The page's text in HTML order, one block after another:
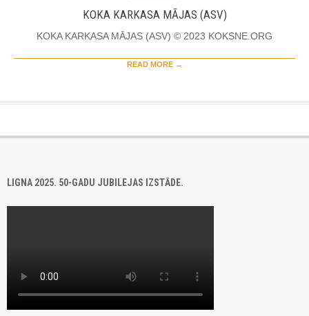
KOKA KARKASA MĀJAS (ASV)
KOKA KARKASA MĀJAS (ASV) © 2023 KOKSNE.ORG
READ MORE →
LIGNA 2025. 50-GADU JUBILEJAS IZSTĀDE.